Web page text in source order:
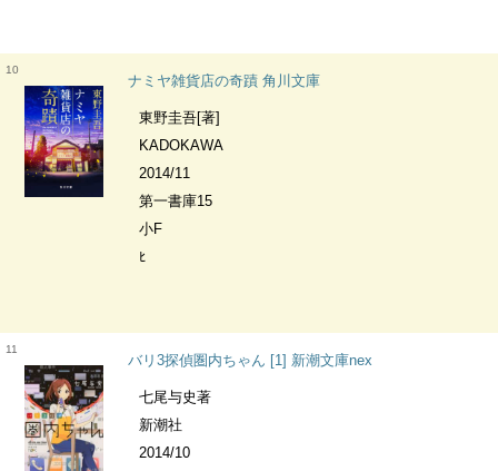
10
ナミヤ雑貨店の奇蹟 角川文庫
東野圭吾[著]
KADOKAWA
2014/11
第一書庫15
小F
ﾋ
11
バリ3探偵圏内ちゃん [1] 新潮文庫nex
七尾与史著
新潮社
2014/10